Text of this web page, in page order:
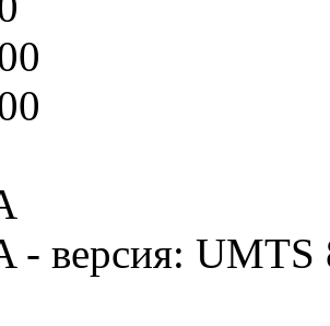
- версия: UMTS